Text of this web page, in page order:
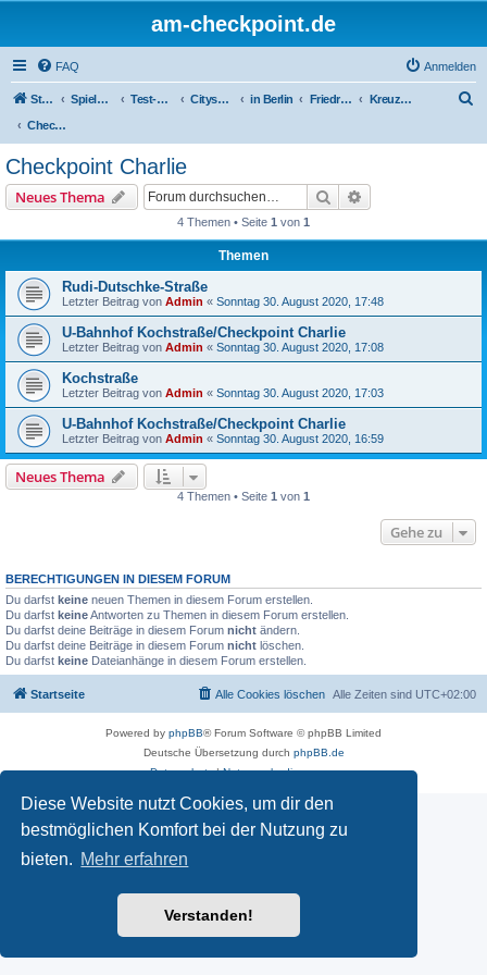
Diese Website nutzt Cookies, um dir den
bestmöglichen Komfort bei der Nutzung zu
bieten. Mehr erfahren
Verstanden!
am-checkpoint.de
FAQ Anmelden
Startseite Spielwiese / Testseiten Test-Galerie Cityspotting in Berlin Friedrichshain-Kreuzberg
Kreuzberg
Checkpoint Charlie
Checkpoint Charlie
Neues Thema Suche
4 Themen • Seite 1 von 1
Themen
Rudi-Dutschke-Straße
Letzter Beitrag von Admin « Sonntag 30. August 2020, 17:48
U-Bahnhof Kochstraße/Checkpoint Charlie
Letzter Beitrag von Admin « Sonntag 30. August 2020, 17:08
Kochstraße
Letzter Beitrag von Admin « Sonntag 30. August 2020, 17:03
U-Bahnhof Kochstraße/Checkpoint Charlie
Letzter Beitrag von Admin « Sonntag 30. August 2020, 16:59
Neues Thema
4 Themen • Seite 1 von 1
Gehe zu
BERECHTIGUNGEN IN DIESEM FORUM
Du darfst keine neuen Themen in diesem Forum erstellen.
Du darfst keineAntworten zu Themen in diesem Forum erstellen.
Du darfst deine Beiträge in diesem Forum nicht ändern.
Du darfst deine Beiträge in diesem Forum nicht löschen.
Du darfst keine Dateianhänge in diesem Forum erstellen.
Startseite Alle Zeiten sind UTC+02:00
Alle Cookies löschen
Powered by phpBB® Forum Software © phpBB Limited
Deutsche Übersetzung durch phpBB.de
Datenschutz|Nutzungsbedingungen